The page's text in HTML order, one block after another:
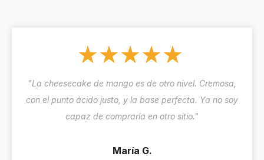
"La cheesecake de mango es de otro nivel. Cremosa,
con el punto ácido justo, y la base perfecta. Ya no soy
capaz de comprarla en otro sitio."
María G.